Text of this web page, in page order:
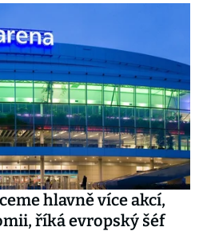
hlavně více akcí,
říká evropský šéf